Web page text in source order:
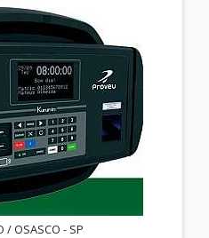
/ OSASCO - SP